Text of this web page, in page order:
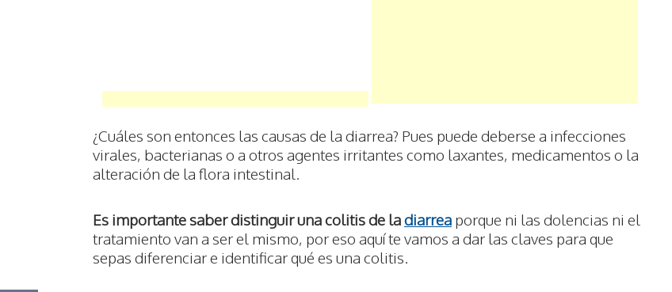
¿Cuáles son entonces las causas de la diarrea? Pues puede deberse a infecciones
virales, bacterianas o a otros agentes irritantes como laxantes, medicamentos o la
alteración de la flora intestinal.
Es importante saber distinguir una colitis de ladiarrea porque ni las dolencias ni el
tratamiento van a ser el mismo, por eso aquí te vamos a dar las claves para que
sepas diferenciar e identificar qué es una colitis.